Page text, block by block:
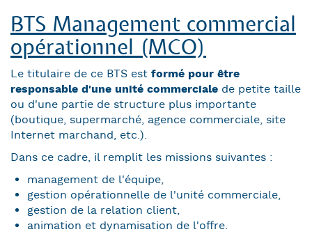
BTS Management commercial
opérationnel (MCO)
Le titulaire de ce BTS est formé pour être
responsable d'une unité commerciale de petite taille
ou d'une partie de structure plus importante
(boutique, supermarché, agence commerciale, site
Internet marchand, etc.).
Dans ce cadre, il remplit les missions suivantes :
management de l'équipe,
gestion opérationnelle de l'unité commerciale,
gestion de la relation client,
animation et dynamisation de l'offre.